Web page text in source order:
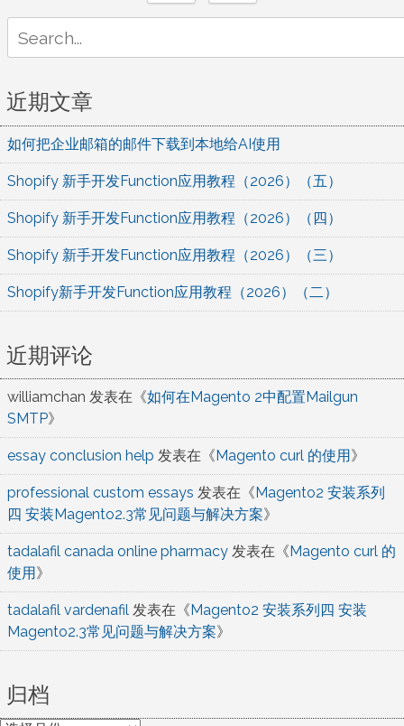
for:
近期文章
如何把企业邮箱的邮件下载到本地给AI使用
Shopify 新手开发Function应用教程（2026）（五）
Shopify 新手开发Function应用教程（2026）（四）
Shopify 新手开发Function应用教程（2026）（三）
Shopify新手开发Function应用教程（2026）（二）
近期评论
williamchan 发表在《如何在Magento 2中配置Mailgun
SMTP》
essay conclusion help 发表在《Magento curl 的使用》
professional custom essays 发表在《Magento2 安装系列
四 安装Magento2.3常见问题与解决方案》
tadalafil canada online pharmacy 发表在《Magento curl 的
使用》
tadalafil vardenafil 发表在《Magento2 安装系列四 安装
Magento2.3常见问题与解决方案》
归档